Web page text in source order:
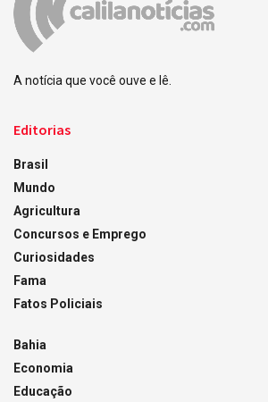
A notícia que você ouve e lê.
Editorias
Brasil
Mundo
Agricultura
Concursos e Emprego
Curiosidades
Fama
Fatos Policiais
Bahia
Economia
Educação